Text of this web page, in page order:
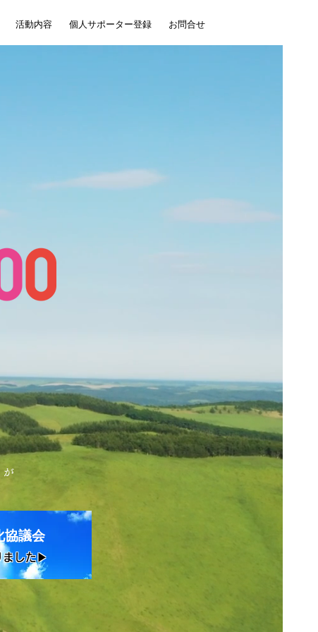
活動内容 個人サポーター登録 お問合せ
が
協議会
ました▶︎